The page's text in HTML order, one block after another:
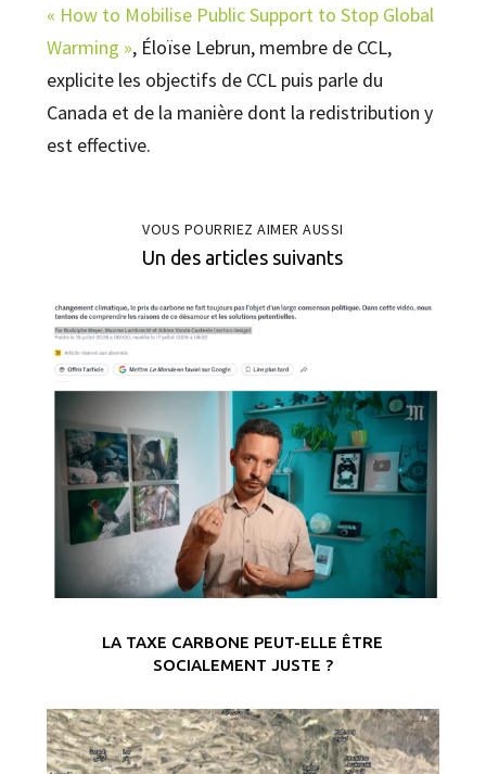
« How to Mobilise Public Support to Stop Global
Warming », Éloïse Lebrun, membre de CCL,
explicite les objectifs de CCL puis parle du
Canada et de la manière dont la redistribution y
est effective.
VOUS POURRIEZ AIMER AUSSI
Un des articles suivants
LA TAXE CARBONE PEUT-ELLE ÊTRE
SOCIALEMENT JUSTE ?